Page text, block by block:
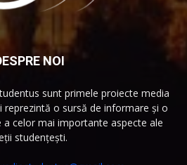
NOI
sunt primele proiecte media
reprezintă o sursă de informare și o
celor mai importante aspecte ale
studențești.